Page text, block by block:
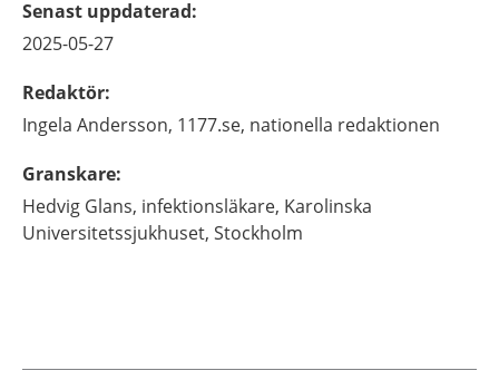
Senast uppdaterad:
2025-05-27
Redaktör:
Ingela Andersson, 1177.se, nationella redaktionen
Granskare:
Hedvig Glans, infektionsläkare, Karolinska
Universitetssjukhuset, Stockholm